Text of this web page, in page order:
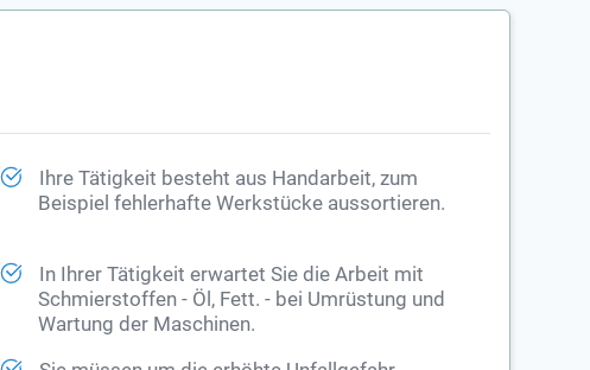
Ihre Tätigkeit besteht aus Handarbeit, zum
Beispiel fehlerhafte Werkstücke aussortieren.
In Ihrer Tätigkeit erwartet Sie die Arbeit mit
Schmierstoffen - Öl, Fett. - bei Umrüstung und
Wartung der Maschinen.